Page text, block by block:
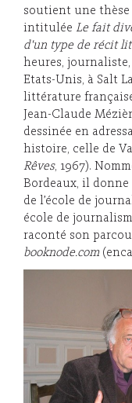
soutient une
intitulée Le fait
d'un type de récit
heures,
Etats-Unis, à Salt
littérature
Jean-Claude
dessinée en
histoire, celle de
Rêves, 1967).
Bordeaux, il donne
de l’école de
école de
raconté son
booknode.com